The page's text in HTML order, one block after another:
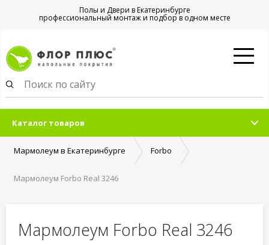
Полы и Двери в Екатеринбурге
профессиональный монтаж и подбор в одном месте
Каталог товаров
Мармолеум в Екатеринбурге Forbo
Мармолеум Forbo Real 3246
Мармолеум Forbo Real 3246